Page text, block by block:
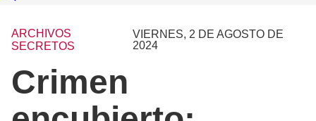
ARCHIVOS
SECRETOS
VIERNES, 2 DE AGOSTO DE
2024
Crimen